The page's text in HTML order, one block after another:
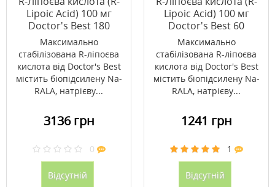
Lipoic Acid) 100 мг
Doctor's Best 180
капсул
Максимально
стабілізована R-ліпоєва
кислота від Doctor's Best
містить біопідсилену Na-
RALA, натрієву...
3136 грн
0
Відсутній
Lipoic Acid) 100 мг
Doctor's Best 60
капсул
Максимально
стабілізована R-ліпоєва
кислота від Doctor's Best
містить біопідсилену Na-
RALA, натрієву...
1241 грн
1
Відсутній